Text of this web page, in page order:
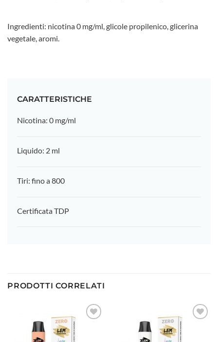
Ingredienti: nicotina 0 mg/ml, glicole propilenico, glicerina
vegetale, aromi.
CARATTERISTICHE
Nicotina: 0 mg/ml
Liquido: 2 ml
Tiri: fino a 800
Certificata TDP
PRODOTTI CORRELATI